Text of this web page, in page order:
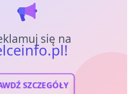
się na
SZCZEGÓŁY